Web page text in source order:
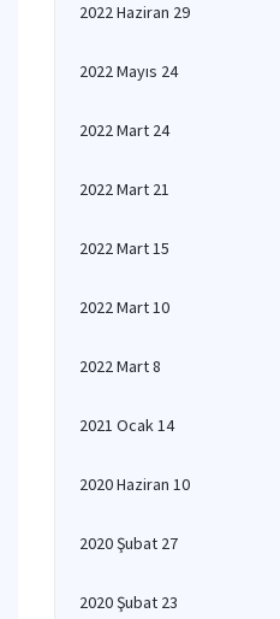
2022 Haziran 29
2022 Mayıs 24
2022 Mart 24
2022 Mart 21
2022 Mart 15
2022 Mart 10
2022 Mart 8
2021 Ocak 14
2020 Haziran 10
2020 Şubat 27
2020 Şubat 23